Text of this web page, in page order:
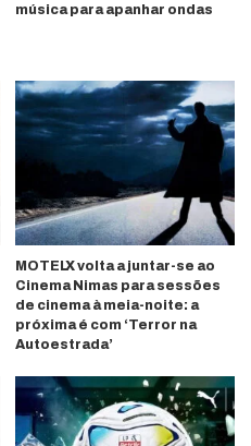
música para apanhar ondas
MOTELX volta a juntar-se ao
Cinema Nimas para sessões
de cinema à meia-noite: a
próxima é com ‘Terror na
Autoestrada’